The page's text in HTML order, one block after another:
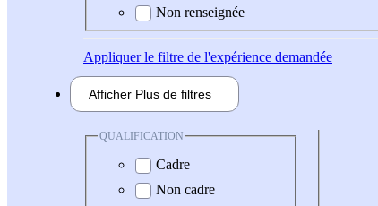
Non renseignée
Appliquerle filtre de l'expérience demandée
Afficher Plus de filtres
QUALIFICATION
Cadre
Non cadre